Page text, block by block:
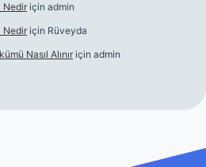
Nedir için admin
Nedir için Rüveyda
Nasıl Alınır için admin